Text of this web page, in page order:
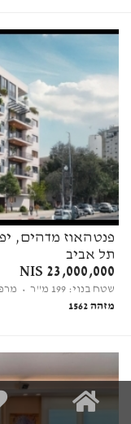
פנטהאוז מדהים,
תל אביב
23,000,000 NIS
שטח בנוי: 199 מ"ר •
מזהה 1562